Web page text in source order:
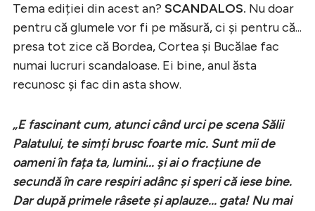
Tema ediției din acest an? SCANDALOS. Nu doar
pentru că glumele vor fi pe măsură, ci și pentru că...
presa tot zice că Bordea, Cortea și Bucălae fac
numai lucruri scandaloase. Ei bine, anul ăsta
recunosc și fac din asta show.
„E fascinant cum, atunci când urci pe scena Sălii
Palatului, te simți brusc foarte mic. Sunt mii de
oameni în fața ta, lumini... și ai o fracțiune de
secundă în care respiri adânc și speri că iese bine.
Dar după primele râsete și aplauze... gata! Nu mai